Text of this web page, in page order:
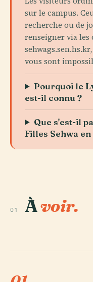
sur le campus.
recherche ou de
renseigner via les
vous sont
Pourquoi le
est-il connu ?
Que s'est-il
Filles Sehwa en
01 Àvoir.